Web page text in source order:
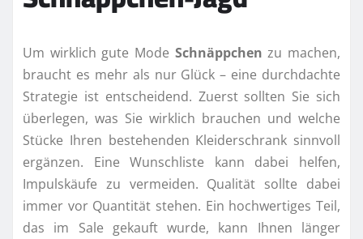
Um wirklich gute Mode Schnäppchen zu machen,
braucht es mehr als nur Glück – eine durchdachte
Strategie ist entscheidend. Zuerst sollten Sie sich
überlegen, was Sie wirklich brauchen und welche
Stücke Ihren bestehenden Kleiderschrank sinnvoll
ergänzen. Eine Wunschliste kann dabei helfen,
Impulskäufe zu vermeiden. Qualität sollte dabei
immer vor Quantität stehen. Ein hochwertiges Teil,
das im Sale gekauft wurde, kann Ihnen länger